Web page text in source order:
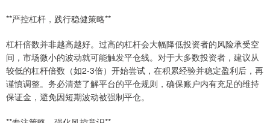
**严控杠杆，践行稳健策略**
杠杆倍数并非越高越好。过高的杠杆会大幅降低投资者的风险承受空
间，市场微小的波动就可能触发平仓线。对于大多数投资者，建议从
较低的杠杆倍数（如2-3倍）开始尝试，在积累经验并稳定盈利后，再
谨慎调整。务必清楚了解平台的平仓规则，确保账户内有充足的维持
保证金，避免因短期波动被强制平仓。